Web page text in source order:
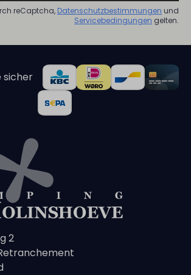
reCaptcha, Datenschutzbestimmungen und
Servicebedingungen gelten.
sicher
2